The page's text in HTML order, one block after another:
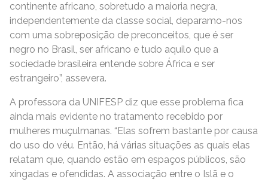
continente africano, sobretudo a maioria negra,
independentemente da classe social, deparamo-nos
com uma sobreposição de preconceitos, que é ser
negro no Brasil, ser africano e tudo aquilo que a
sociedade brasileira entende sobre África e ser
estrangeiro”, assevera.
A professora da UNIFESP diz que esse problema fica
ainda mais evidente no tratamento recebido por
mulheres muçulmanas. “Elas sofrem bastante por causa
do uso do véu. Então, há várias situações as quais elas
relatam que, quando estão em espaços públicos, são
xingadas e ofendidas. A associação entre o Islã e o